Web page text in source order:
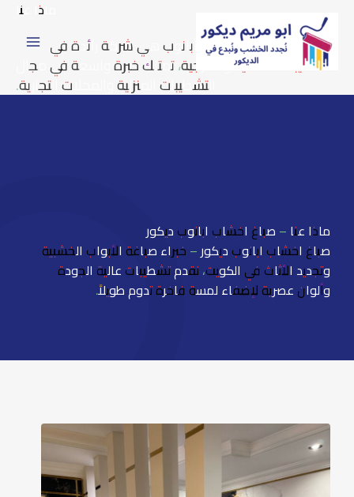
المحتوى
ماذا عنا
شركة تشطيبات ابانوب هي شركة رائدة في مجال
التشطيبات الداخلية والخارجية، تمتلك خبرة واسعة في مجال
التشطيبات المنزلية والمحلات التجارية.
ماذا عنا – صباغ اخشاب ابانوب ديكور
صباغ اخشاب ابانوب ديكور – خبراء صباغة الأبواب الخشبية
وتجديد الأثاث في الكويت، نقدم تشطيبات عالية الجودة
وألوان عصرية لإضفاء لمسة فاخرة تدوم طويلاً.